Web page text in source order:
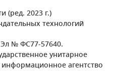
(ред. 2023 г.)
технологий
Эл № ФС77-57640.
унитарное
агентство